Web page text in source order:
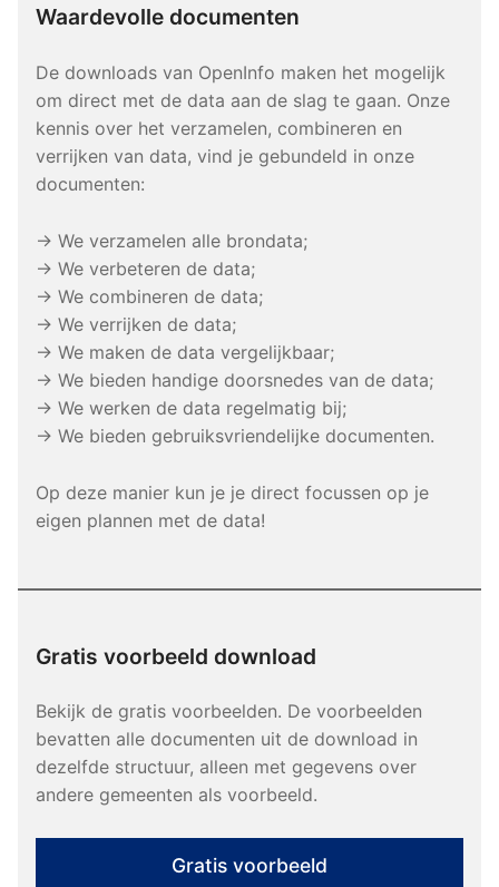
Waardevolle documenten
De downloads van OpenInfo maken het mogelijk
om direct met de data aan de slag te gaan. Onze
kennis over het verzamelen, combineren en
verrijken van data, vind je gebundeld in onze
documenten:
→ We verzamelen alle brondata;
→ We verbeteren de data;
→ We combineren de data;
→ We verrijken de data;
→ We maken de data vergelijkbaar;
→ We bieden handige doorsnedes van de data;
→ We werken de data regelmatig bij;
→ We bieden gebruiksvriendelijke documenten.
Op deze manier kun je je direct focussen op je
eigen plannen met de data!
Gratis voorbeeld download
Bekijk de gratis voorbeelden. De voorbeelden
bevatten alle documenten uit de download in
dezelfde structuur, alleen met gegevens over
andere gemeenten als voorbeeld.
Gratis voorbeeld